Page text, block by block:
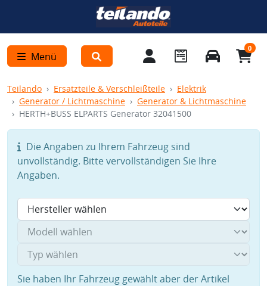
Menü
0
Teilando Ersatzteile & Verschleißteile
Elektrik
Generator / Lichtmaschine
Generator & Lichtmaschine
HERTH+BUSS ELPARTS Generator 32041500
Die Angaben zu Ihrem Fahrzeug sind
unvollständig. Bitte vervollständigen Sie Ihre
Angaben.
Sie haben Ihr Fahrzeug gewählt aber der Artikel